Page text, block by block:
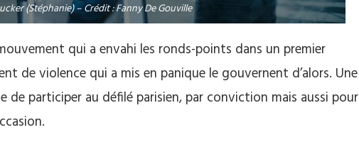
(Stéphanie) – Crédit : Fanny De Gouville
qui a envahi les ronds-points dans un premier
de violence qui a mis en panique le gouvernent d’alors. Une
de participer au défilé parisien, par conviction mais aussi pour